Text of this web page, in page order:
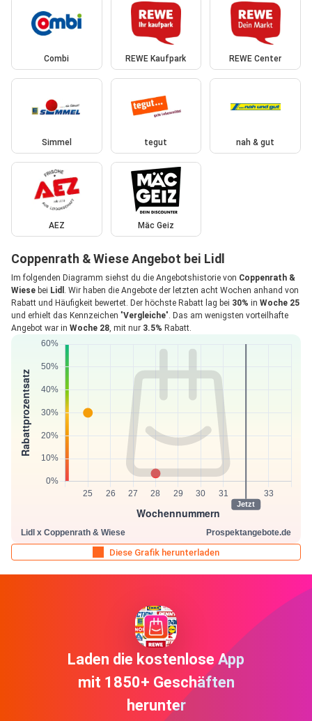
Combi REWE Kaufpark REWE Center
Simmel tegut nah & gut
AEZ Mäc Geiz
Coppenrath & Wiese Angebot bei Lidl
Im folgenden Diagramm siehst du die Angebotshistorie von Coppenrath &
Wiese bei Lidl . Wir haben die Angebote der letzten acht Wochen anhand von
Rabatt und Häufigkeit bewertet. Der höchste Rabatt lag bei 30% in Woche 25
und erhielt das Kennzeichen "Vergleiche". Das am wenigsten vorteilhafte
Angebot war in Woche 28, mit nur 3.5% Rabatt.
Diese Grafik herunterladen
Laden die kostenlose App
mit 1850+ Geschäften
herunter